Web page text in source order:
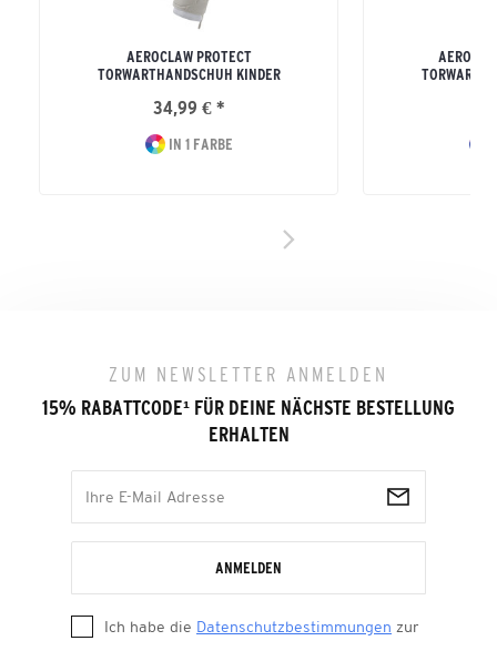
AEROCLAW PROTECT
TORWARTHANDSCHUH KINDER
34,99 € *
IN 1 FARBE
ZUM NEWSLETTER ANMELDEN
15% RABATTCODE¹ FÜR DEINE NÄCHSTE BESTELLUNG
ERHALTEN
ANMELDEN
Ich habe die Datenschutzbestimmungen zur